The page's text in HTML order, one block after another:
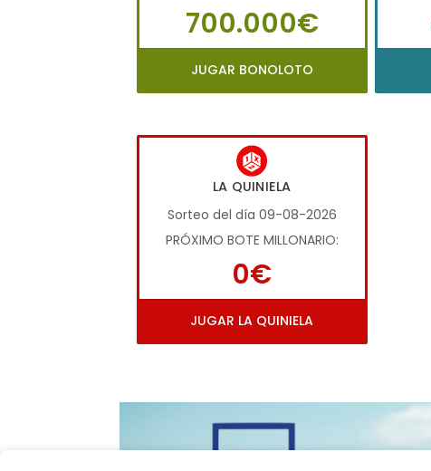
700.000€
JUGAR BONOLOTO
LA QUINIELA
Sorteo del día 09-08-2026
PRÓXIMO BOTE MILLONARIO:
0€
JUGAR LA QUINIELA